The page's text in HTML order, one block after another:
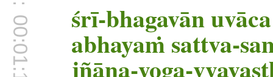
00:01:11 śrī-bhagavān uvāca
abhayaṁ sattva-
jñāna-yoga-